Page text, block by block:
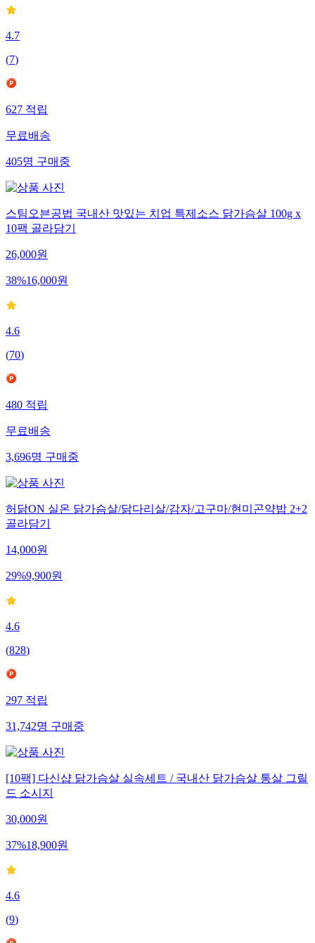
4.7
(7)
627적립
무료배송
405명구매중
스팀오븐공법 국내산 맛있는 치업 특제소스 닭가슴살 100g x
10팩 골라담기
26,000원
38%16,000원
4.6
(70)
480적립
무료배송
3,696명구매중
허닭ON 실온 닭가슴살/닭다리살/감자/고구마/현미곤약밥 2+2
골라담기
14,000원
29%9,900원
4.6
(828)
297적립
31,742명구매중
[10팩] 다신샵 닭가슴살 실속세트 / 국내산 닭가슴살 통살 그릴
드 소시지
30,000원
37%18,900원
4.6
(9)